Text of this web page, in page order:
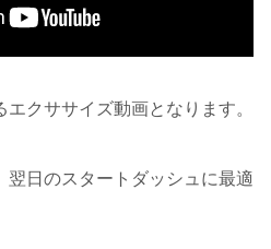
クササイズ動画となります。
翌日のスタートダッシュに最適